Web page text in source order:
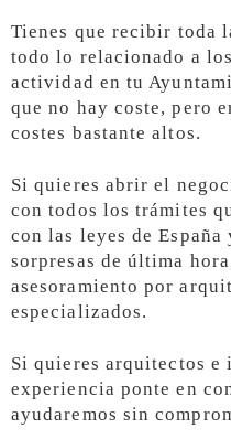
Tienes que recibir toda
todo lo relacionado a
actividad en tu
que no hay coste, pero
costes bastante altos.
Si quieres abrir el
con todos los trámites
con las leyes de España
sorpresas de última
asesoramiento por
especializados.
Si quieres arquitectos e
experiencia ponte en
ayudaremos sin